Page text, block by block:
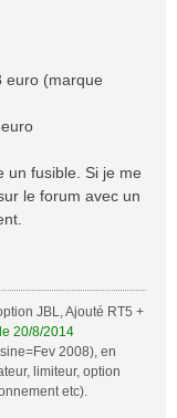
euro (marque
un fusible. Si je me
le forum avec un
JBL, Ajouté RT5 +
20/8/2014
2008), en
limiteur, option
etc).